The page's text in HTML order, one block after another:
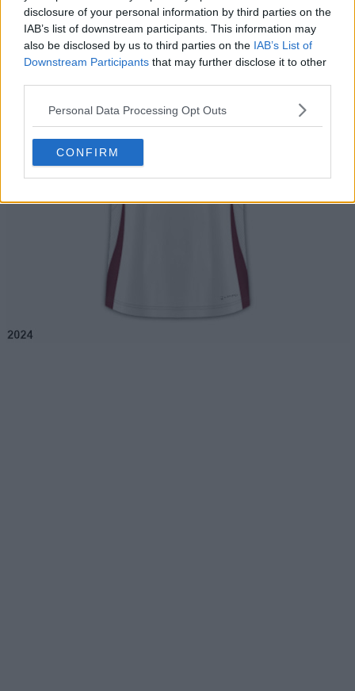
disclosure of your personal information by third parties on the
IAB’s list of downstream participants. This information may
also be disclosed by us to third parties on the IAB’s List of
Downstream Participants that may further disclose it to other
Personal Data Processing Opt Outs
CONFIRM